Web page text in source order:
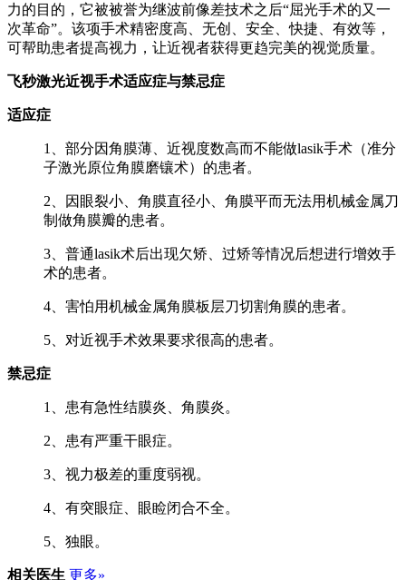
力的目的，它被被誉为继波前像差技术之后“屈光手术的又一
次革命”。该项手术精密度高、无创、安全、快捷、有效等，
可帮助患者提高视力，让近视者获得更趋完美的视觉质量。
飞秒激光近视手术适应症与禁忌症
适应症
1、部分因角膜薄、近视度数高而不能做lasik手术（准分
子激光原位角膜磨镶术）的患者。
2、因眼裂小、角膜直径小、角膜平而无法用机械金属刀
制做角膜瓣的患者。
3、普通lasik术后出现欠矫、过矫等情况后想进行增效手
术的患者。
4、害怕用机械金属角膜板层刀切割角膜的患者。
5、对近视手术效果要求很高的患者。
禁忌症
1、患有急性结膜炎、角膜炎。
2、患有严重干眼症。
3、视力极差的重度弱视。
4、有突眼症、眼睑闭合不全。
5、独眼。
相关医生 更多»